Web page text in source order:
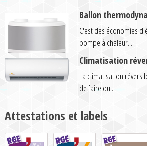
Ballon
C'est des économies
pompe à chaleur...
Climatisation
La climatisation
de faire du...
Attestations et labels